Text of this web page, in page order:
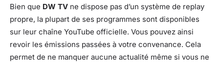
Bien que DW TV ne dispose pas d’un système de replay
propre, la plupart de ses programmes sont disponibles
sur leur chaîne YouTube officielle. Vous pouvez ainsi
revoir les émissions passées à votre convenance. Cela
permet de ne manquer aucune actualité même si vous ne